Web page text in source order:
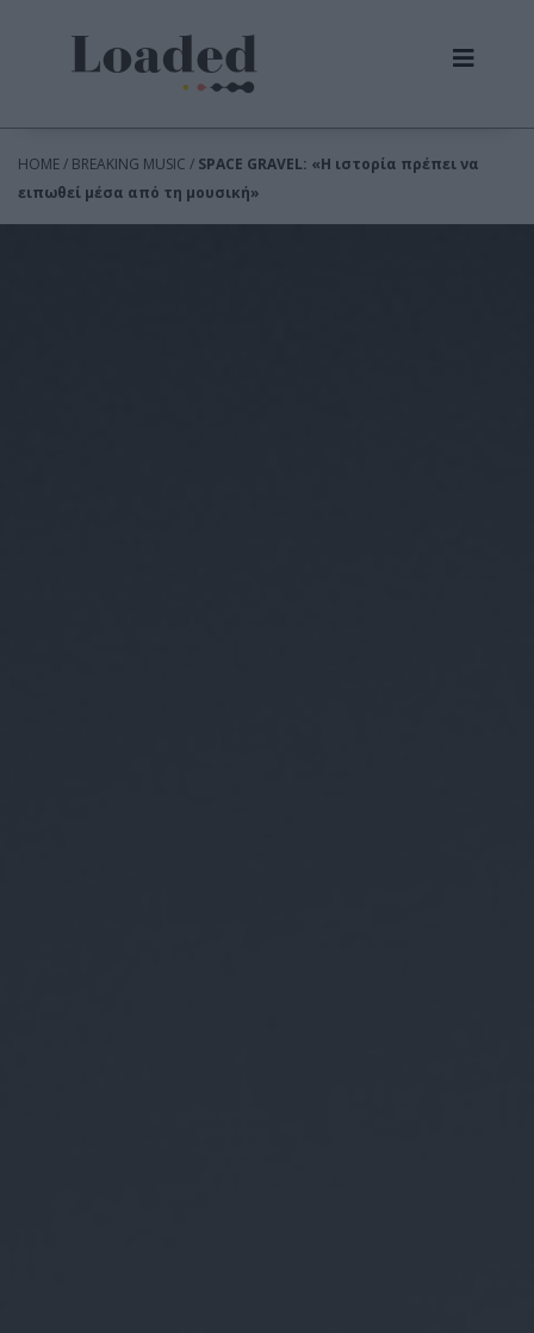
HOME / BREAKING MUSIC / SPACE GRAVEL: «Η ιστορία πρέπει να
ειπωθεί μέσα από τη μουσική»